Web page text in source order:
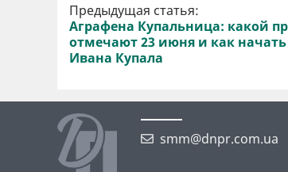
Предыдущая статья:
Аграфена Купальница: какой
отмечают 23 июня и как начать
Ивана Купала
smm@dnpr.com.ua